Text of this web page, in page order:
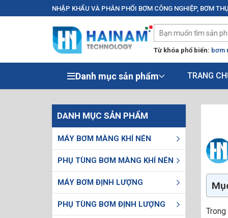
NHẬP KHẨU VÀ PHÂN PHỐI BƠM CÔNG NGHIỆP, BƠM
Từ khóa phổ biến: bơm
Danh mục sản phẩm TRANG
DANH MỤC SẢN PHẨM
MÁY BƠM MÀNG KHÍ NÉN
PHỤ TÙNG BƠM MÀNG KHÍ NÉN
MÁY BƠM ĐỊNH LƯỢNG
PHỤ TÙNG BƠM ĐỊNH LƯỢNG